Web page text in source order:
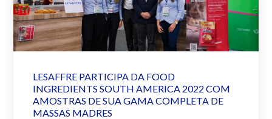
LESAFFRE PARTICIPA DA FOOD
INGREDIENTS SOUTH AMERICA 2022 COM
AMOSTRAS DE SUA GAMA COMPLETA DE
MASSAS MADRES